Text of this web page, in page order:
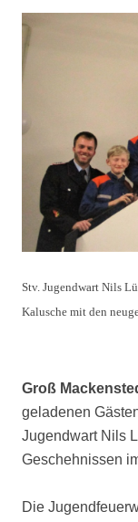
Stv. Jugendwart Nils
Kalusche mit den
Groß
geladenen
Jugendwart Nils
Geschehnissen
Die